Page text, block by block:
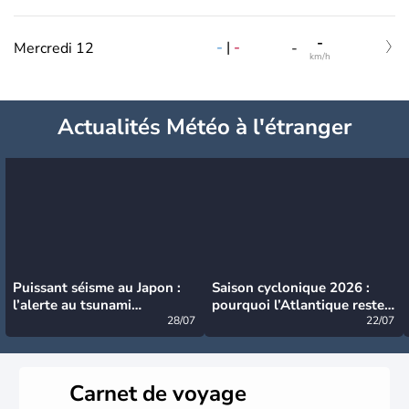
Mercredi 12 - | - - -
km/h
Actualités Météo à l'étranger
Puissant séisme au Japon :
l’alerte au tsunami
28/07
Saison cyclonique 2026 :
pourquoi l’Atlantique reste
22/07
Carnet de voyage